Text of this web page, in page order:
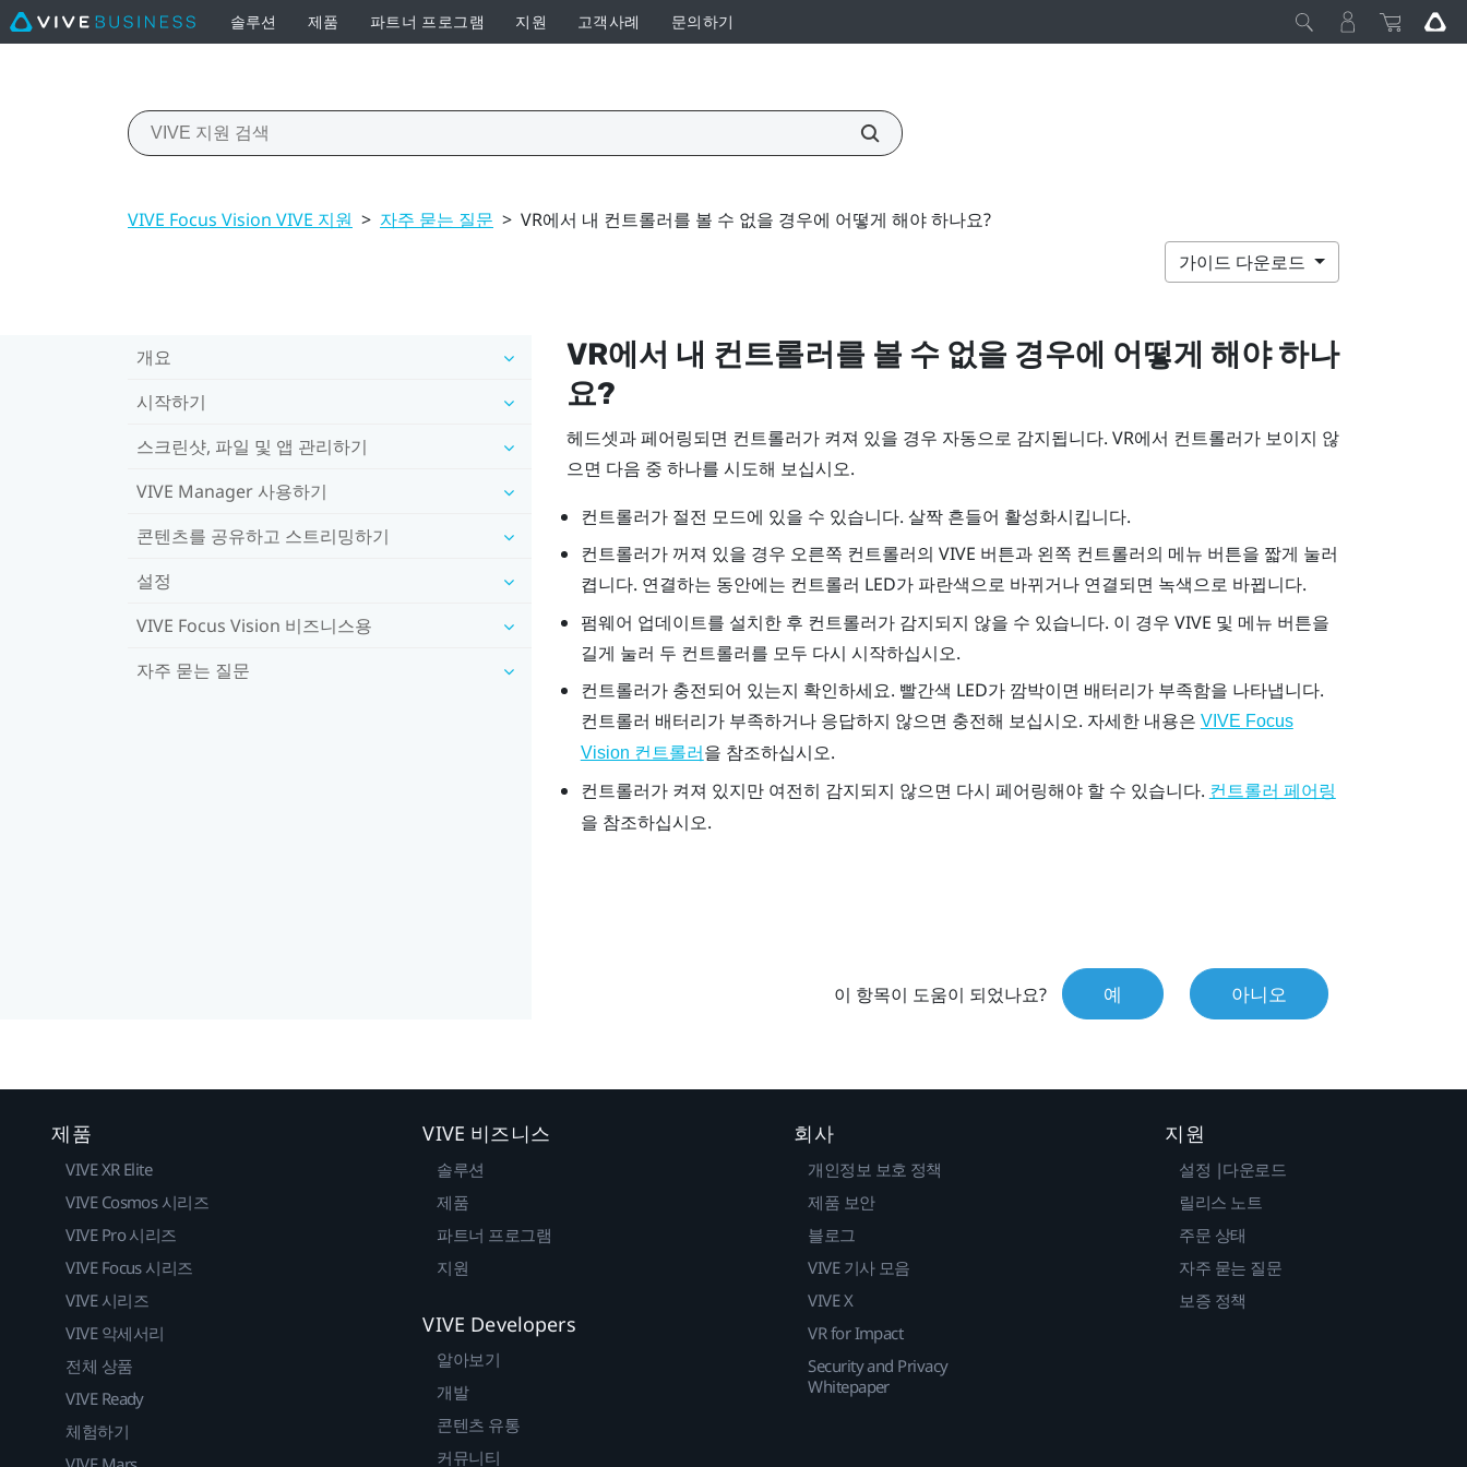
솔루션 제품 파트너 프로그램 지원 고객사례 문의하기
VIVE Focus Vision VIVE 지원 > 자주 묻는 질문 > VR에서 내 컨트롤러를 볼 수 없을 경우에 어떻게 해야 하나요?
가이드 다운로드
개요
시작하기
스크린샷, 파일 및 앱 관리하기
VIVE Manager 사용하기
콘텐츠를 공유하고 스트리밍하기
설정
VIVE Focus Vision 비즈니스용
자주 묻는 질문
VR에서 내 컨트롤러를 볼 수 없을 경우에 어떻게 해야 하나
요?
헤드셋과 페어링되면 컨트롤러가 켜져 있을 경우 자동으로 감지됩니다. VR에서 컨트롤러가 보이지 않
으면 다음 중 하나를 시도해 보십시오.
컨트롤러가 절전 모드에 있을 수 있습니다. 살짝 흔들어 활성화시킵니다.
컨트롤러가 꺼져 있을 경우 오른쪽 컨트롤러의 VIVE 버튼과 왼쪽 컨트롤러의 메뉴 버튼을 짧게 눌러
켭니다. 연결하는 동안에는 컨트롤러 LED가 파란색으로 바뀌거나 연결되면 녹색으로 바뀝니다.
펌웨어 업데이트를 설치한 후 컨트롤러가 감지되지 않을 수 있습니다. 이 경우 VIVE 및 메뉴 버튼을
길게 눌러 두 컨트롤러를 모두 다시 시작하십시오.
컨트롤러가 충전되어 있는지 확인하세요. 빨간색 LED가 깜박이면 배터리가 부족함을 나타냅니다.
컨트롤러 배터리가 부족하거나 응답하지 않으면 충전해 보십시오. 자세한 내용은 VIVE Focus
Vision 컨트롤러 을 참조하십시오.
컨트롤러가 켜져 있지만 여전히 감지되지 않으면 다시 페어링해야 할 수 있습니다. 컨트롤러 페어링
을 참조하십시오.
이 항목이 도움이 되었나요? 예 아니오
제품
VIVE XR Elite
VIVE Cosmos 시리즈
VIVE Pro 시리즈
VIVE Focus 시리즈
VIVE 시리즈
VIVE 악세서리
전체 상품
VIVE Ready
체험하기
VIVE 비즈니스
솔루션
제품
파트너 프로그램
지원
VIVE Developers
알아보기
개발
콘텐츠 유통
커뮤니티
회사
개인정보 보호 정책
제품 보안
블로그
VIVE 기사 모음
VIVE X
VR for Impact
Security and Privacy
Whitepaper
지원
설정 |다운로드
릴리스 노트
주문 상태
자주 묻는 질문
보증 정책